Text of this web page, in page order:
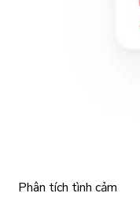
Phân tích tình cảm